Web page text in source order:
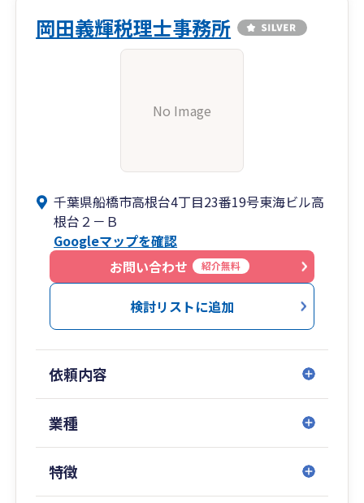
岡田義輝税理士事務所
No Image
千葉県船橋市高根台4丁目23番19号東海ビル高
根台２－Ｂ
Googleマップを確認
お問い合わせ
紹介無料
検討リストに追加
依頼内容
業種
特徴